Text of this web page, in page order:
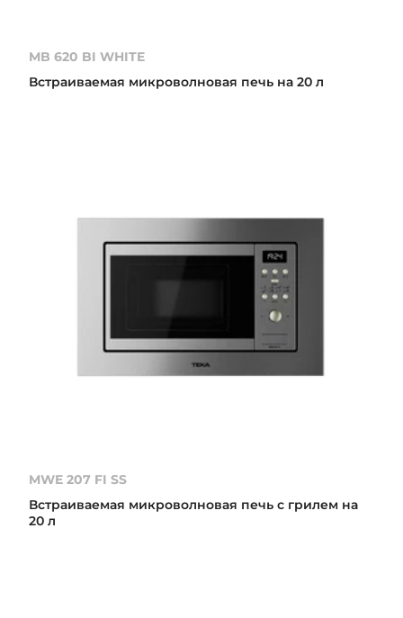
MB 620 BI WHITE
Встраиваемая микроволновая печь на 20 л
MWE 207 FI SS
Встраиваемая микроволновая печь с грилем на
20 л